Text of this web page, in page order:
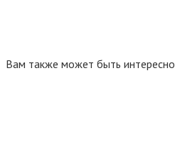
Вам также может быть интересно